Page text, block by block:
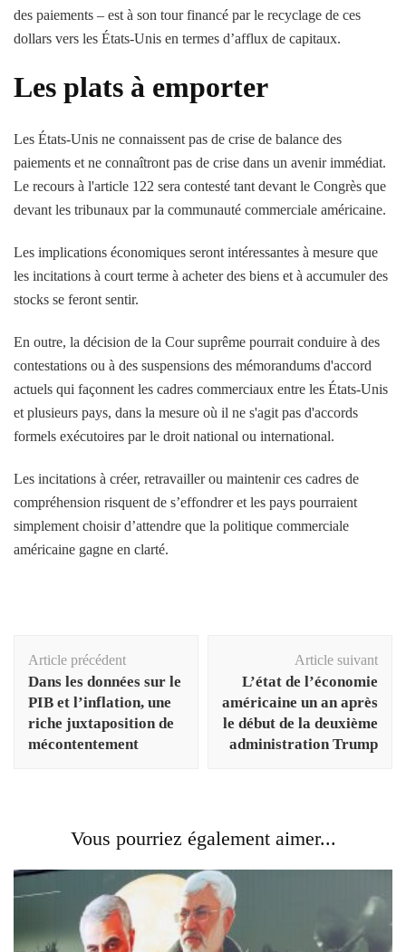
des paiements – est à son tour financé par le recyclage de ces
dollars vers les États-Unis en termes d’afflux de capitaux.
Les plats à emporter
Les États-Unis ne connaissent pas de crise de balance des
paiements et ne connaîtront pas de crise dans un avenir immédiat.
Le recours à l'article 122 sera contesté tant devant le Congrès que
devant les tribunaux par la communauté commerciale américaine.
Les implications économiques seront intéressantes à mesure que
les incitations à court terme à acheter des biens et à accumuler des
stocks se feront sentir.
En outre, la décision de la Cour suprême pourrait conduire à des
contestations ou à des suspensions des mémorandums d'accord
actuels qui façonnent les cadres commerciaux entre les États-Unis
et plusieurs pays, dans la mesure où il ne s'agit pas d'accords
formels exécutoires par le droit national ou international.
Les incitations à créer, retravailler ou maintenir ces cadres de
compréhension risquent de s’effondrer et les pays pourraient
simplement choisir d’attendre que la politique commerciale
américaine gagne en clarté.
d'article
Article précédent
Dans les données sur le
PIB et l’inflation, une
riche juxtaposition de
mécontentement
Article suivant
L’état de l’économie
américaine un an après
le début de la deuxième
administration Trump
Vous pourriez également aimer...